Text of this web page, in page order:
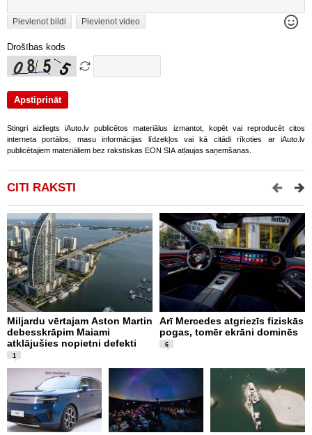
Pievienot bildi Pievienot video
Drošības kods
Stingri aizliegts iAuto.lv publicētos materiālus izmantot, kopēt vai reproducēt citos
interneta portālos, masu informācijas līdzekļos vai kā citādi rīkoties ar iAuto.lv
publicētajiem materiāliem bez rakstiskas EON SIA atļaujas saņemšanas.
CITI RAKSTI
Miljardu vērtajam Aston Martin
debesskrāpim Maiami
atklājušies nopietni defekti
1
Arī Mercedes atgriezīs fiziskās
pogas, tomēr ekrāni dominēs
6